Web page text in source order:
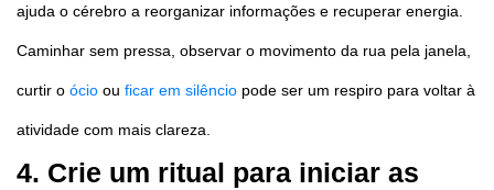
ajuda o cérebro a reorganizar informações e recuperar energia.
Caminhar sem pressa, observar o movimento da rua pela janela,
curtir o ócio ou ficar em silêncio pode ser um respiro para voltar à
atividade com mais clareza.
4. Crie um ritual para iniciar as